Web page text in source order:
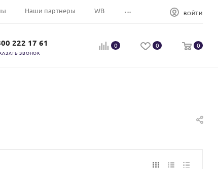
Наши партнеры WB ... ВОЙТИ
222 17 61
ЗВОНОК
0 0 0